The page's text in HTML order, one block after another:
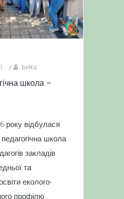
/ belka
школа –
року відбулася
школа
закладів
та
еколого-
профілю.